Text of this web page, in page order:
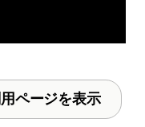
ページを表示